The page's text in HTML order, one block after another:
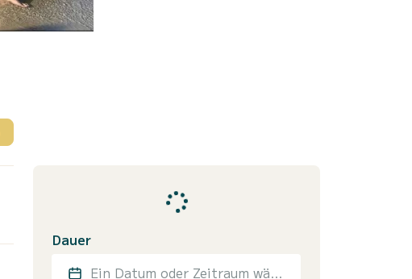
Dauer
Ein Datum oder Zeitraum wählen